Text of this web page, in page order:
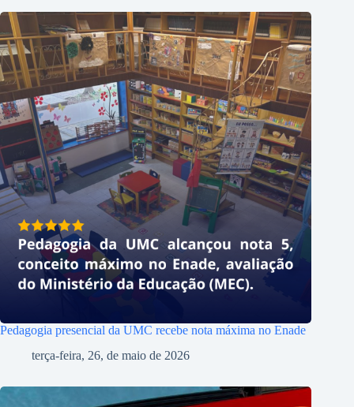
Pedagogia presencial da UMC recebe nota máxima no Enade
terça-feira, 26, de maio de 2026